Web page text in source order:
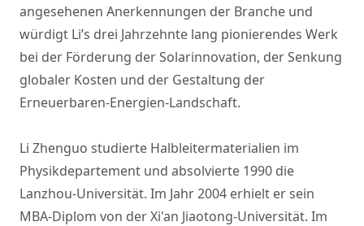
angesehenen Anerkennungen der Branche und
würdigt Li’s drei Jahrzehnte lang pionierendes Werk
bei der Förderung der Solarinnovation, der Senkung
globaler Kosten und der Gestaltung der
Erneuerbaren-Energien-Landschaft.
Li Zhenguo studierte Halbleitermaterialien im
Physikdepartement und absolvierte 1990 die
Lanzhou-Universität. Im Jahr 2004 erhielt er sein
MBA-Diplom von der Xi'an Jiaotong-Universität. Im